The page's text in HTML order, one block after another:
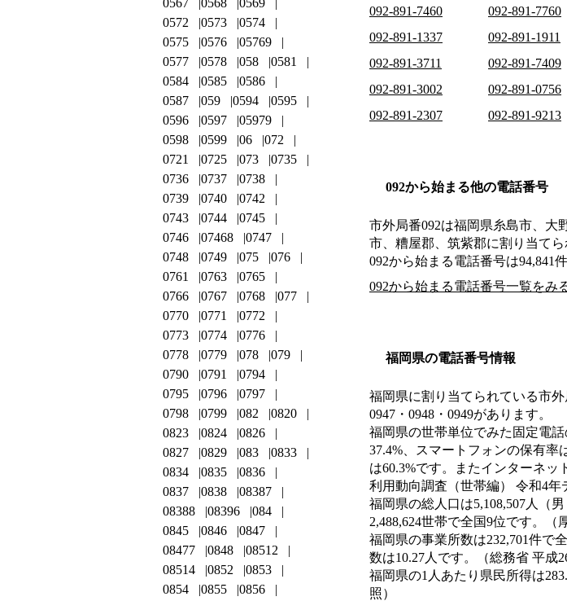
092-891-7460
092-891-7760
092-891-1337
092-891-1911
092-891-3711
092-891-7409
092-891-3002
092-891-0756
092-891-2307
092-891-9213
092から始まる他の電話番号
市外局番092は福岡県糸島市、大
市、糟屋郡、筑紫郡に割り当てら
092から始まる電話番号は94,841
092から始まる電話番号一覧をみ
福岡県の電話番号情報
福岡県に割り当てられている市外
0947・0948・0949があります。
福岡県の世帯単位でみた固定電
37.4%、スマートフォンの保有率
は60.3%です。またインターネ
利用動向調査（世帯編） 令和4年
福岡県の総人口は5,108,507人（
2,488,624世帯で全国9位です。（
福岡県の事業所数は232,701件で
数は10.27人です。（総務省 平成
福岡県の1人あたり県民所得は
照）
0567
0568
0569
0572
0573
0574
0575
0576
05769
0577
0578 058
0581
0584
0585
0586
0587
059 0594
0595
0596
0597
05979
0598
0599 06
072
0721
0725 073
0735
0736
0737
0738
0739
0740
0742
0743
0744
0745
0746
07468
0747
0748
0749 075
076
0761
0763
0765
0766
0767 0768
077
0770
0771
0772
0773
0774
0776
0778
0779 078
079
0790
0791
0794
0795
0796
0797
0798
0799 082
0820
0823
0824
0826
0827
0829 083
0833
0834
0835
0836
0837
0838
08387
08388
08396
084
0845
0846
0847
08477
0848
08512
08514
0852
0853
0854
0855
0856